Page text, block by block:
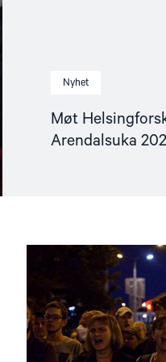
Nyhet
Møt
Arendalsuka